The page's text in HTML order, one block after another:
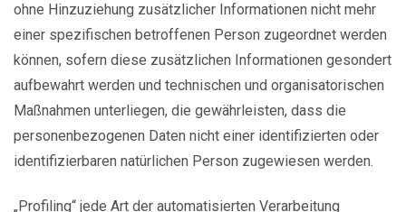
ohne Hinzuziehung zusätzlicher Informationen nicht mehr
einer spezifischen betroffenen Person zugeordnet werden
können, sofern diese zusätzlichen Informationen gesondert
aufbewahrt werden und technischen und organisatorischen
Maßnahmen unterliegen, die gewährleisten, dass die
personenbezogenen Daten nicht einer identifizierten oder
identifizierbaren natürlichen Person zugewiesen werden.
„Profiling“ jede Art der automatisierten Verarbeitung